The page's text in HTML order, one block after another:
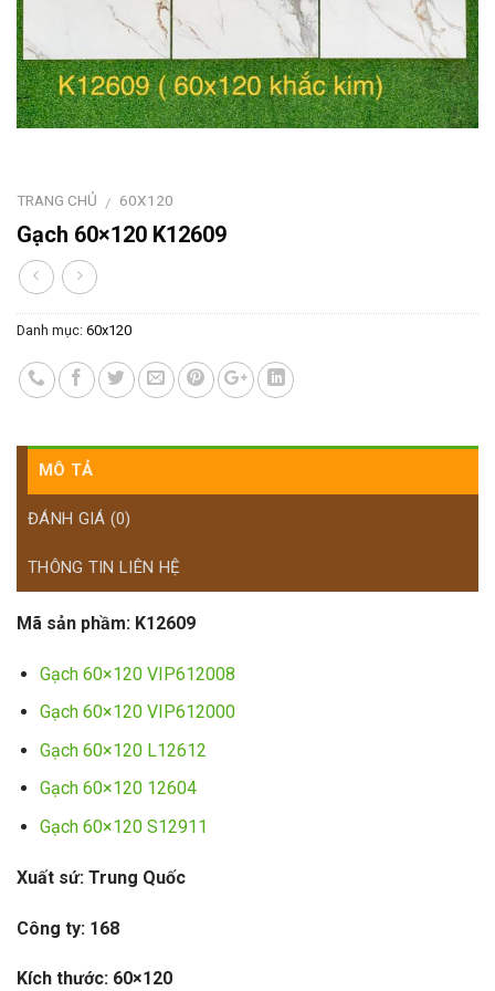
TRANG CHỦ / 60X120
Gạch 60×120 K12609
Danh mục: 60x120
MÔ TẢ
ĐÁNH GIÁ (0)
THÔNG TIN LIÊN HỆ
Mã sản phầm: K12609
Gạch 60×120 VIP612008
Gạch 60×120 VIP612000
Gạch 60×120 L12612
Gạch 60×120 12604
Gạch 60×120 S12911
Xuất sứ: Trung Quốc
Công ty: 168
Kích thước: 60×120